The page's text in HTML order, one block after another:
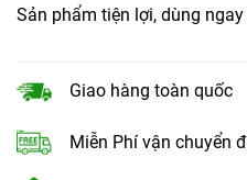
Sản phẩm tiện lợi, dùng
Giao hàng toàn quốc
Miễn Phí vận chuyển